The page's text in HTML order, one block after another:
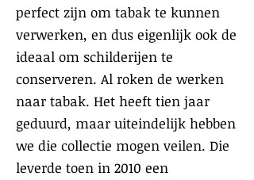
perfect zijn om tabak te kunnen
verwerken, en dus eigenlijk ook de
ideaal om schilderijen te
conserveren. Al roken de werken
naar tabak. Het heeft tien jaar
geduurd, maar uiteindelijk hebben
we die collectie mogen veilen. Die
leverde toen in 2010 een